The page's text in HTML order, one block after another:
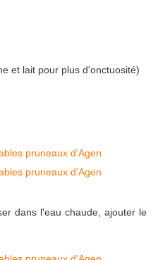
et lait pour plus d'onctuosité)
dans l'eau chaude, ajouter le